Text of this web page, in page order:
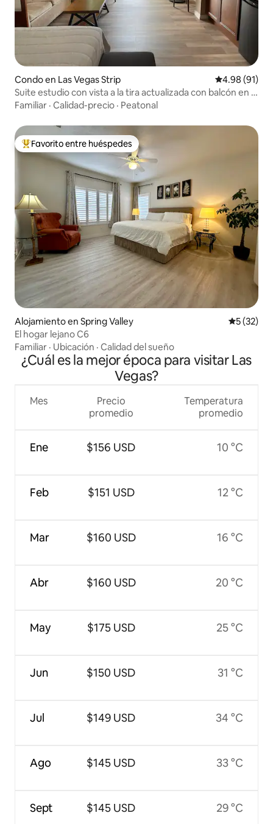
Condo en Las Vegas Strip Calificación
4.98 (91)
Suite estudio con vista a la tira actualizada con balcón en la
T3
Familiar · Calidad-precio · Peatonal
Favorito entre huéspedes preferido
Favorito entre huéspedes
Alojamiento en Spring Valley
5 (32)
El hogar lejano C6
Familiar · Ubicación · Calidad del sueño
¿Cuál es la mejor época para visitar Las
Vegas?
Mes
Ene
Feb
Mar
Abr
May
Jun
Jul
Ago
Sept
Precio
promedio
$156 USD
$151 USD
$160 USD
$160 USD
$175 USD
$150 USD
$149 USD
$145 USD
$145 USD
Temperatura
promedio
10 °C
12 °C
16 °C
20 °C
25 °C
31 °C
34 °C
33 °C
29 °C